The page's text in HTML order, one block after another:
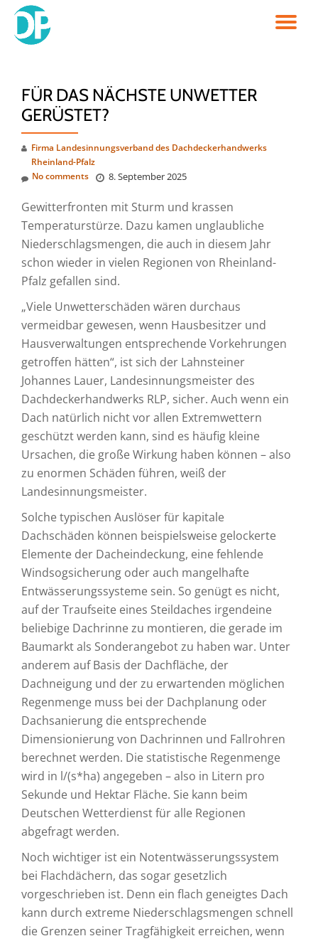
Skip
FÜR DAS NÄCHSTE UNWETTER
GERÜSTET?
Firma Landesinnungsverband des Dachdeckerhandwerks
Rheinland-Pfalz
8. September 2025
No comments
Gewitterfronten mit Sturm und krassen
Temperaturstürze. Dazu kamen unglaubliche
Niederschlagsmengen, die auch in diesem Jahr
schon wieder in vielen Regionen von Rheinland-
Pfalz gefallen sind.
„Viele Unwetterschäden wären durchaus
vermeidbar gewesen, wenn Hausbesitzer und
Hausverwaltungen entsprechende Vorkehrungen
getroffen hätten“, ist sich der Lahnsteiner
Johannes Lauer, Landesinnungsmeister des
Dachdeckerhandwerks RLP, sicher. Auch wenn ein
Dach natürlich nicht vor allen Extremwettern
geschützt werden kann, sind es häufig kleine
Ursachen, die große Wirkung haben können – also
zu enormen Schäden führen, weiß der
Landesinnungsmeister.
Solche typischen Auslöser für kapitale
Dachschäden können beispielsweise gelockerte
Elemente der Dacheindeckung, eine fehlende
Windsogsicherung oder auch mangelhafte
Entwässerungssysteme sein. So genügt es nicht,
auf der Traufseite eines Steildaches irgendeine
beliebige Dachrinne zu montieren, die gerade im
Baumarkt als Sonderangebot zu haben war. Unter
anderem auf Basis der Dachfläche, der
Dachneigung und der zu erwartenden möglichen
Regenmenge muss bei der Dachplanung oder
Dachsanierung die entsprechende
Dimensionierung von Dachrinnen und Fallrohren
berechnet werden. Die statistische Regenmenge
wird in l/(s*ha) angegeben – also in Litern pro
Sekunde und Hektar Fläche. Sie kann beim
Deutschen Wetterdienst für alle Regionen
abgefragt werden.
Noch wichtiger ist ein Notentwässerungssystem
bei Flachdächern, das sogar gesetzlich
vorgeschrieben ist. Denn ein flach geneigtes Dach
kann durch extreme Niederschlagsmengen schnell
die Grenzen seiner Tragfähigkeit erreichen, wenn